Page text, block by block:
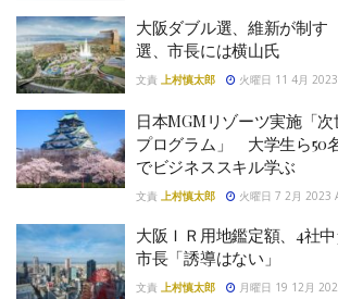
大阪ダブル選、維新が制
選、市長には横山氏
文責 上村慎太郎 火曜日 11 4月
日本MGMリゾーツ実施「
プログラム」 大学生ら50
でビジネススキル学ぶ
文責 上村慎太郎 火曜日 7 2月 2023
大阪ＩＲ用地鑑定額、4社
市長「誘導はない」
文責 上村慎太郎 月曜日 19 12月